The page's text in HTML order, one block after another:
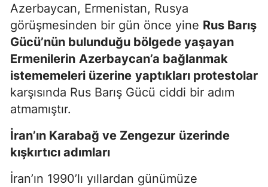
Azerbaycan, Ermenistan, Rusya
görüşmesinden bir gün önce yine Rus Barış
Gücü’nün bulunduğu bölgede yaşayan
Ermenilerin Azerbaycan’a bağlanmak
istememeleri üzerine yaptıkları protestolar
karşısında Rus Barış Gücü ciddi bir adım
atmamıştır.
İran’ın Karabağ ve Zengezur üzerinde
kışkırtıcı adımları
İran’ın 1990’lı yıllardan günümüze